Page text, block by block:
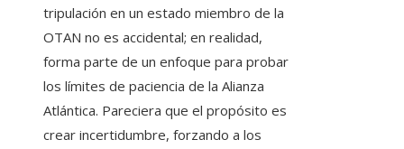
tripulación en un estado miembro de la
OTAN no es accidental; en realidad,
forma parte de un enfoque para probar
los límites de paciencia de la Alianza
Atlántica. Pareciera que el propósito es
crear incertidumbre, forzando a los